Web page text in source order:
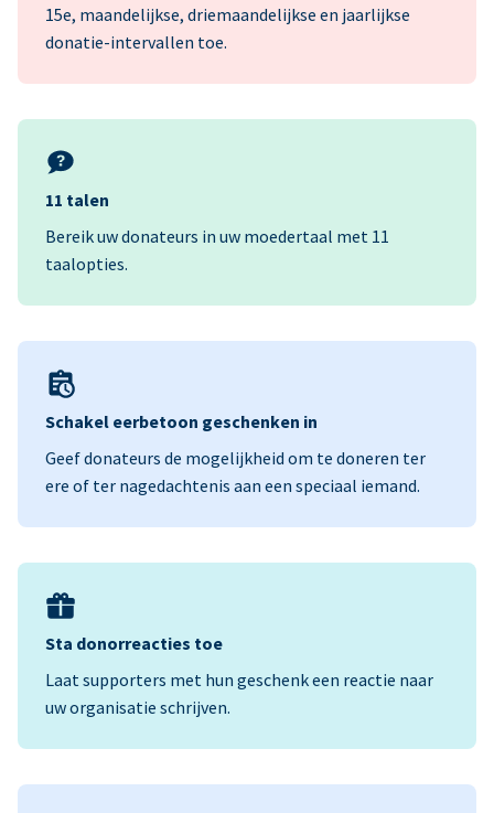
15e, maandelijkse, driemaandelijkse en jaarlijkse
donatie-intervallen toe.
11 talen
Bereik uw donateurs in uw moedertaal met 11
taalopties.
Schakel eerbetoon geschenken in
Geef donateurs de mogelijkheid om te doneren ter
ere of ter nagedachtenis aan een speciaal iemand.
Sta donorreacties toe
Laat supporters met hun geschenk een reactie naar
uw organisatie schrijven.